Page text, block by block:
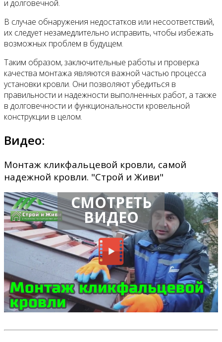
и долговечной.
В случае обнаружения недостатков или несоответствий,
их следует незамедлительно исправить, чтобы избежать
возможных проблем в будущем.
Таким образом, заключительные работы и проверка
качества монтажа являются важной частью процесса
установки кровли. Они позволяют убедиться в
правильности и надежности выполненных работ, а также
в долговечности и функциональности кровельной
конструкции в целом.
Видео:
Монтаж кликфальцевой кровли, самой
надежной кровли. "Строй и Живи"
СМОТРЕТЬ
ВИДЕО